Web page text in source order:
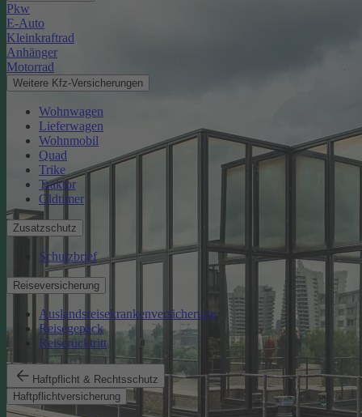
Pkw
E-Auto
Kleinkraftrad
Anhänger
Motorrad
Weitere Kfz-Versicherungen
Wohnwagen
Lieferwagen
Wohnmobil
Quad
Trike
Traktor
Oldtimer
Zusatzschutz
Schutzbrief
Reiseversicherung
Auslandsreisekrankenversicherung
Reisegepäck
Reiserücktritt
Haftpflicht & Rechtsschutz
Haftpflichtversicherung